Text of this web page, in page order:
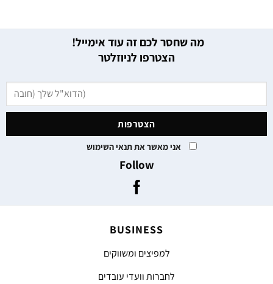
מה שחסר לכם זה עוד אימייל!
הצטרפו לניוזלטר
אני מאשר את תנאי השימוש
Follow
BUSINESS
למפיצים ומשווקים
לחברות וועדי עובדים